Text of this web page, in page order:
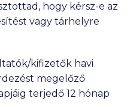
hogy kérsz-e az
vagy tárhelyre
kifizetők havi
megelőző
terjedő 12 hónap